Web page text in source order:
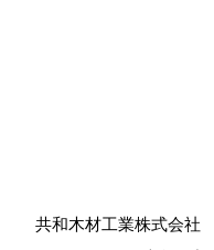
共和木材工業株式会社